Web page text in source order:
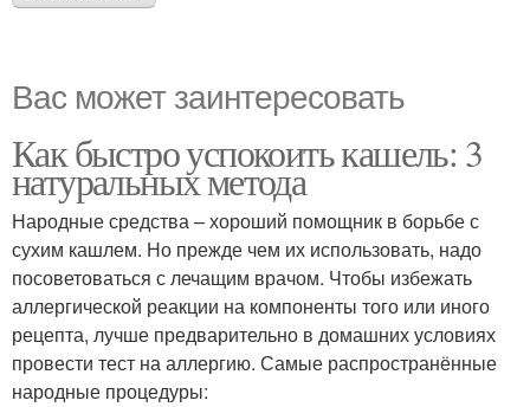
Вас может заинтересовать
Как быстро успокоить кашель: 3
натуральных метода
Народные средства – хороший помощник в борьбе с
сухим кашлем. Но прежде чем их использовать, надо
посоветоваться с лечащим врачом. Чтобы избежать
аллергической реакции на компоненты того или иного
рецепта, лучше предварительно в домашних условиях
провести тест на аллергию. Самые распространённые
народные процедуры: